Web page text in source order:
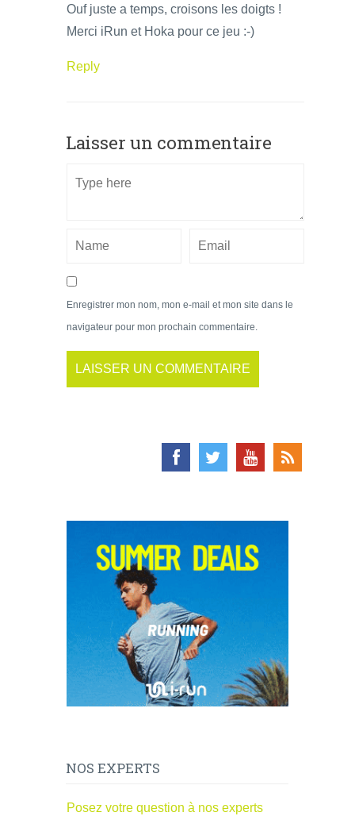
Ouf juste a temps, croisons les doigts !
Merci iRun et Hoka pour ce jeu :-)
Reply
Laisser un commentaire
Enregistrer mon nom, mon e-mail et mon site dans le
navigateur pour mon prochain commentaire.
NOS EXPERTS
Posez votre question à nos experts